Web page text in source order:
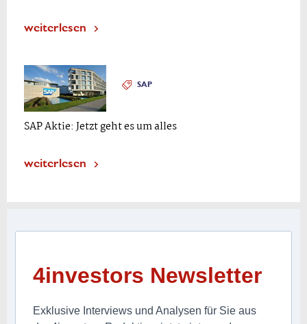
weiterlesen
SAP
SAP Aktie: Jetzt geht es um alles
weiterlesen
4investors Newsletter
Exklusive Interviews und Analysen für Sie aus